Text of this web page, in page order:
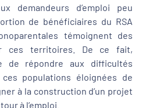
demandeurs d’emploi peu
de bénéficiaires du RSA
témoignent des
ces territoires. De ce fait,
de répondre aux difficultés
populations éloignées de
à la construction d’un projet
à l’emploi.